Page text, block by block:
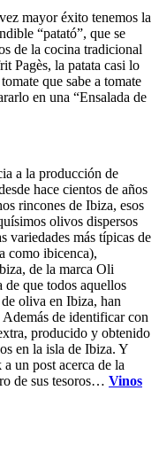
mayor éxito tenemos la
“patató”, que se
de la cocina tradicional
Pagès, la patata casi lo
que sabe a tomate
en una “Ensalada de
a la producción de
hace cientos de años
rincones de Ibiza, esos
olivos dispersos
variedades más típicas de
como ibicenca),
de la marca Oli
de que todos aquellos
oliva en Ibiza, han
de identificar con
producido y obtenido
en la isla de Ibiza. Y
un post acerca de la
de sus tesoros… Vinos